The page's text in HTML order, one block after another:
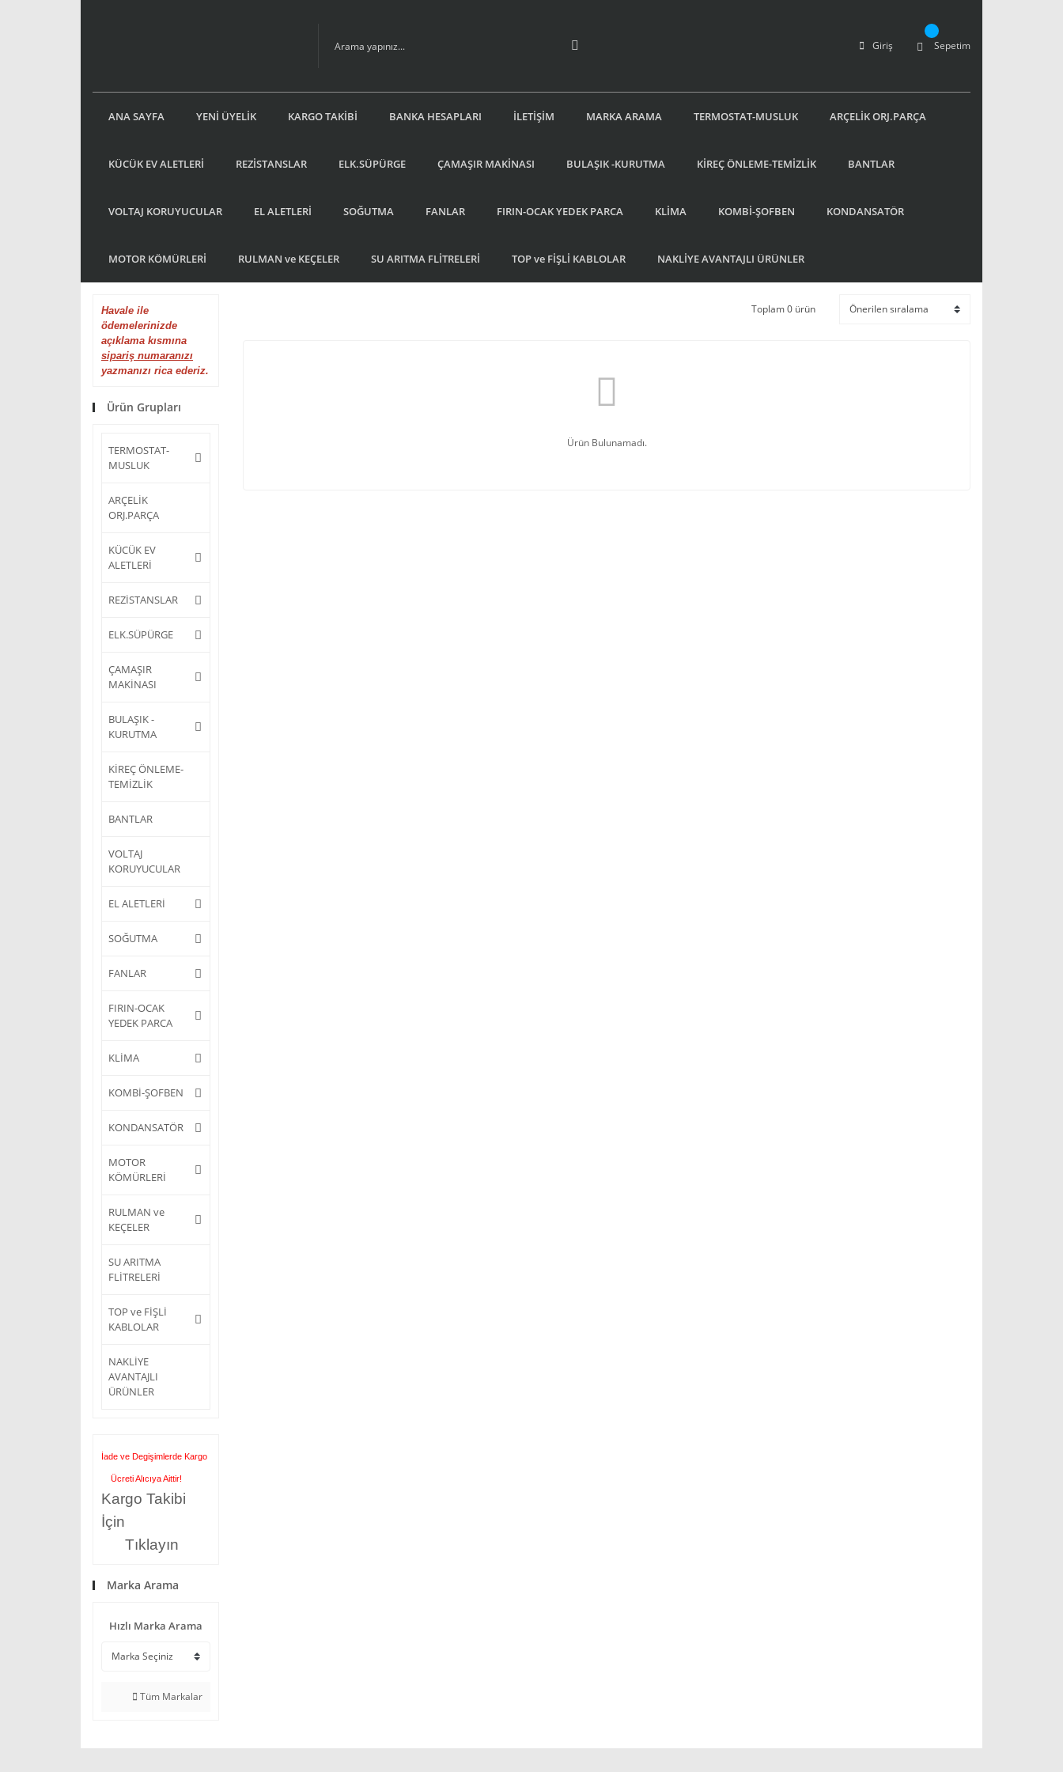
Giriş Sepetim
ANA SAYFA YENİ ÜYELİK KARGO TAKİBİ BANKA HESAPLARI İLETİŞİM MARKA ARAMA TERMOSTAT-MUSLUK ARÇELİK ORJ.PARÇA
KÜCÜK EV ALETLERİ REZİSTANSLAR ELK.SÜPÜRGE ÇAMAŞIR MAKİNASI BULAŞIK -KURUTMA KİREÇ ÖNLEME-TEMİZLİK BANTLAR
VOLTAJ KORUYUCULAR EL ALETLERİ SOĞUTMA FANLAR FIRIN-OCAK YEDEK PARCA KLİMA KOMBİ-ŞOFBEN KONDANSATÖR
MOTOR KÖMÜRLERİ RULMAN ve KEÇELER SU ARITMA FLİTRELERİ TOP ve FİŞLİ KABLOLAR NAKLİYE AVANTAJLI ÜRÜNLER
Havale ile
ödemelerinizde
açıklama kısmına
sipariş numaranızı
yazmanızı rica ederiz.
Ürün Grupları
TERMOSTAT-
MUSLUK
ARÇELİK
ORJ.PARÇA
KÜCÜK EV
ALETLERİ
REZİSTANSLAR
ELK.SÜPÜRGE
ÇAMAŞIR
MAKİNASI
BULAŞIK -
KURUTMA
KİREÇ ÖNLEME-
TEMİZLİK
BANTLAR
VOLTAJ
KORUYUCULAR
EL ALETLERİ
SOĞUTMA
FANLAR
FIRIN-OCAK
YEDEK PARCA
KLİMA
KOMBİ-ŞOFBEN
KONDANSATÖR
MOTOR
KÖMÜRLERİ
RULMAN ve
KEÇELER
SU ARITMA
FLİTRELERİ
TOP ve FİŞLİ
KABLOLAR
NAKLİYE
AVANTAJLI
ÜRÜNLER
İade ve Degişimlerde Kargo
Ücreti Alıcıya Aittir!
Kargo Takibi
İçin
Tıklayın
Marka Arama
Hızlı Marka Arama
Tüm Markalar
Toplam 0 ürün
Ürün Bulunamadı.